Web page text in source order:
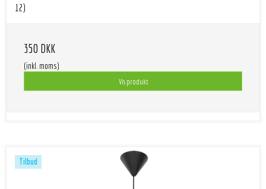
12)
350 DKK
(inkl. moms)
Vis produkt
Tilbud